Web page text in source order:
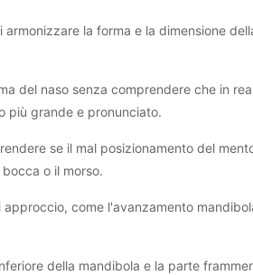
la forma e la dimensione
del naso senza comprendere che in
più grande e pronunciato.
se il mal posizionamento del
o il morso.
come l'avanzamento
della mandibola e la parte